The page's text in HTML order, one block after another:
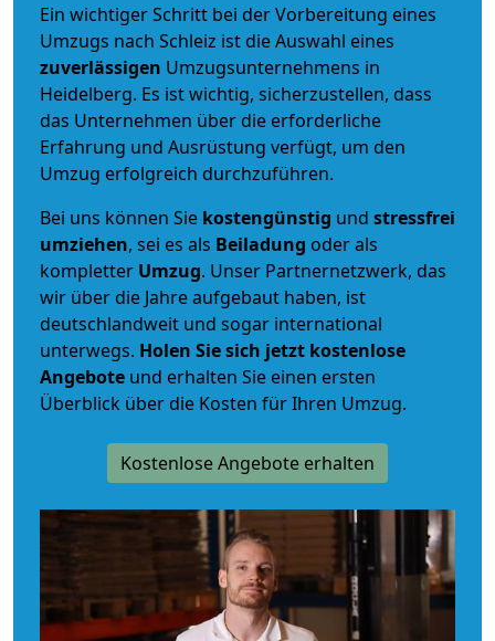
Ein wichtiger Schritt bei der Vorbereitung eines
Umzugs nach Schleiz ist die Auswahl eines
zuverlässigen Umzugsunternehmens in
Heidelberg. Es ist wichtig, sicherzustellen, dass
das Unternehmen über die erforderliche
Erfahrung und Ausrüstung verfügt, um den
Umzug erfolgreich durchzuführen.
Bei uns können Sie kostengünstig und stressfrei
umziehen, sei es als Beiladung oder als
kompletter Umzug. Unser Partnernetzwerk, das
wir über die Jahre aufgebaut haben, ist
deutschlandweit und sogar international
unterwegs. Holen Sie sich jetzt kostenlose
Angebote und erhalten Sie einen ersten
Überblick über die Kosten für Ihren Umzug.
Kostenlose Angebote erhalten